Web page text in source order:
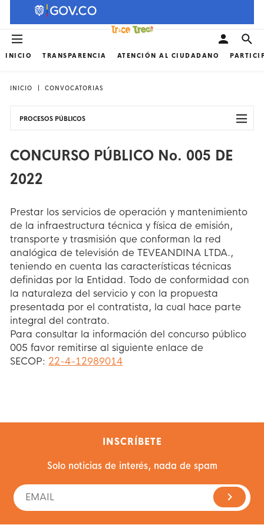
INICIO TRANSPARENCIA ATENCIÓN AL CIUDADANO
INICIO CONVOCATORIAS
PROCESOS PÚBLICOS
CONCURSO PÚBLICO No. 005 DE
2022
Prestar los servicios de operación y mantenimiento
de la infraestructura técnica y física de emisión,
transporte y trasmisión que conforman la red
analógica de televisión de TEVEANDINA LTDA.,
teniendo en cuenta las características técnicas
definidas por la Entidad. Todo de conformidad con
la naturaleza del servicio y con la propuesta
presentada por el contratista, la cual hace parte
integral del contrato.
Para consultar la información del concurso público
005 favor remitirse al siguiente enlace de
SECOP: 22-4-12989014
INSCRÍBETE
Solo noticias de interés, nada de spam